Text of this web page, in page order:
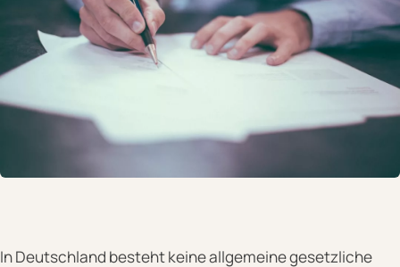
In Deutschland besteht keine allgemeine gesetzliche